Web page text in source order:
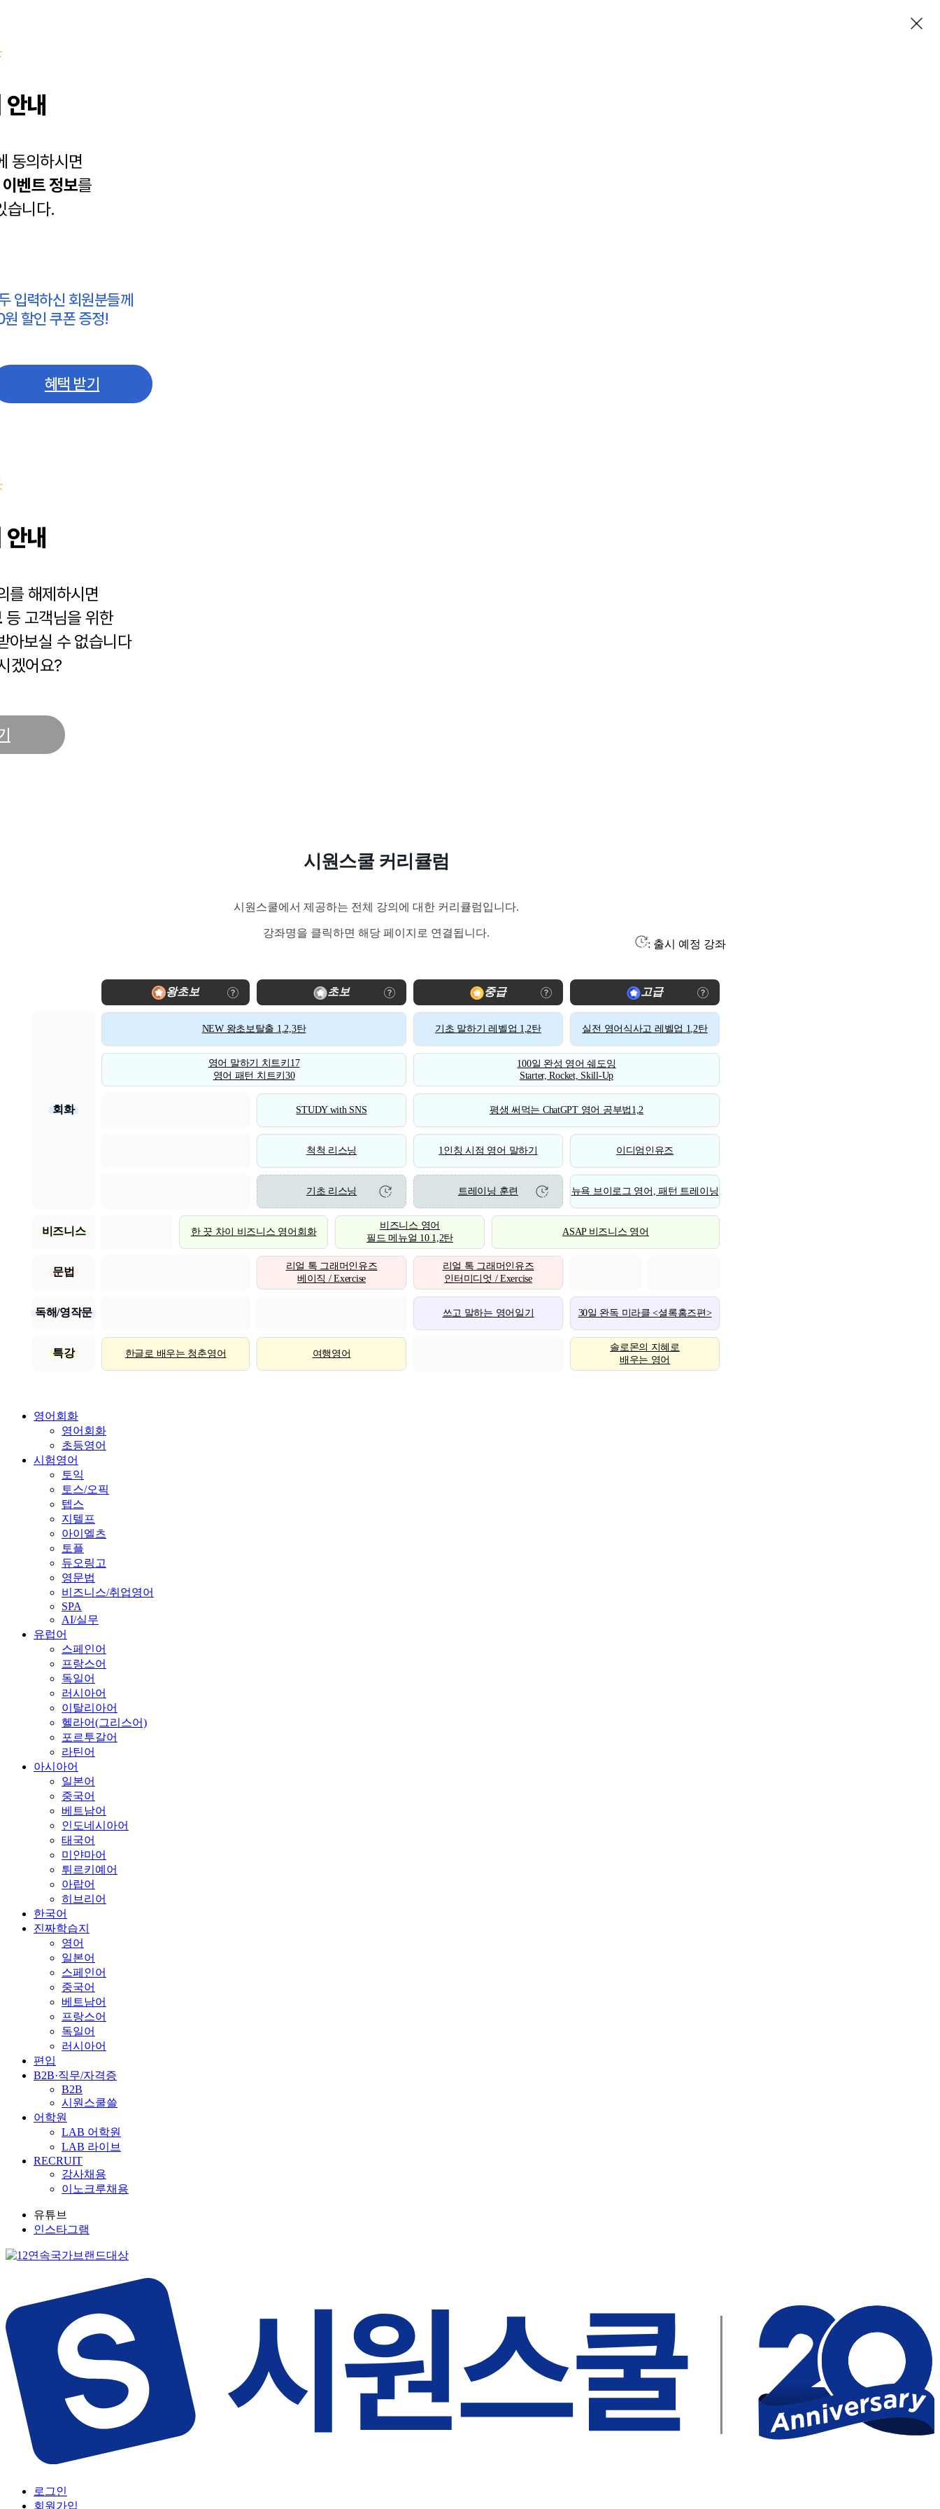
내
동의하시면
이벤트 정보를
습니다.
입력하신 회원분들께
할인 쿠폰 증정!
혜택 받기
내
를 해제하시면
등 고객님을 위한
아보실 수 없습니다
겠어요?
시원스쿨 커리큘럼
시원스쿨에서 제공하는 전체 강의에 대한 커리큘럼입니다.
강좌명을 클릭하면 해당 페이지로 연결됩니다.
: 출시 예정 강좌
왕초보 초보 중급 고급
회화
NEW 왕초보탈출 1,2,3탄 기초 말하기 레벨업 1,2탄 실전 영어식사고 레벨업 1,2탄
영어 말하기 치트키17
영어 패턴 치트키30
100일 완성 영어 쉐도잉
Starter, Rocket, Skill-Up
STUDY with SNS 평생 써먹는 ChatGPT 영어 공부법1,2
척척 리스닝 1인칭 시점 영어 말하기 이디엄인유즈
기초 리스닝 트레이닝 훈련 뉴욕 브이로그 영어, 패턴 트레이닝
비즈니스 한 끗 차이 비즈니스 영어회화
비즈니스 영어
필드 메뉴얼 10 1,2탄
ASAP 비즈니스 영어
문법
리얼 톡 그래머인유즈
베이직 / Exercise
리얼 톡 그래머인유즈
인터미디엇 / Exercise
독해/영작문 쓰고 말하는 영어일기 30일 완독 미라클 <셜록홈즈편>
특강 한글로 배우는 청춘영어 여행영어
솔로몬의 지혜로
배우는 영어
영어회화
영어회화
초등영어
시험영어
토익
토스/오픽
텝스
지텔프
아이엘츠
토플
듀오링고
영문법
비즈니스/취업영어
SPA
AI/실무
유럽어
스페인어
프랑스어
독일어
러시아어
이탈리아어
헬라어(그리스어)
포르투갈어
라틴어
아시아어
일본어
중국어
베트남어
인도네시아어
태국어
미얀마어
튀르키예어
아랍어
히브리어
한국어
진짜학습지
영어
일본어
스페인어
중국어
베트남어
프랑스어
독일어
러시아어
편입
B2B·직무/자격증
B2B
시원스쿨쓸
어학원
LAB 어학원
LAB 라이브
RECRUIT
강사채용
이노크루채용
유튜브
인스타그램
로그인
회원가입